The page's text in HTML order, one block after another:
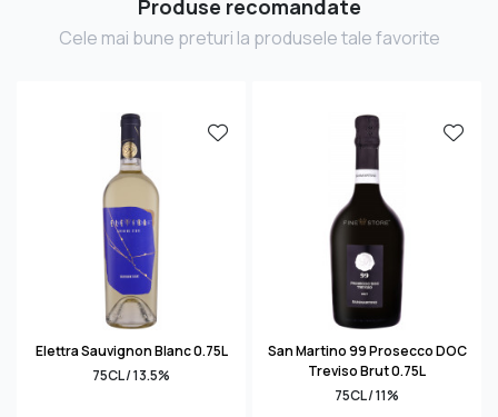
Produse recomandate
Cele mai bune preturi la produsele tale favorite
Elettra Sauvignon Blanc 0.75L
75CL / 13.5%
San Martino 99 Prosecco DOC
Treviso Brut 0.75L
75CL / 11%